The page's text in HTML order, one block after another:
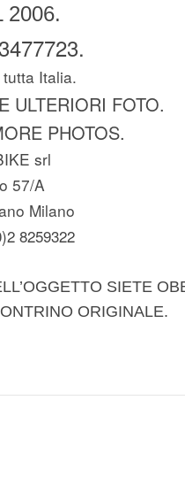
2006.
Italia.
ULTERIORI FOTO.
PHOTOS.
srl
57/A
Milano
8259322
SIETE
ORIGINALE.